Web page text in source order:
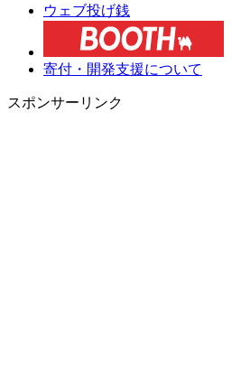
ウェブ投げ銭
寄付・開発支援について
スポンサーリンク